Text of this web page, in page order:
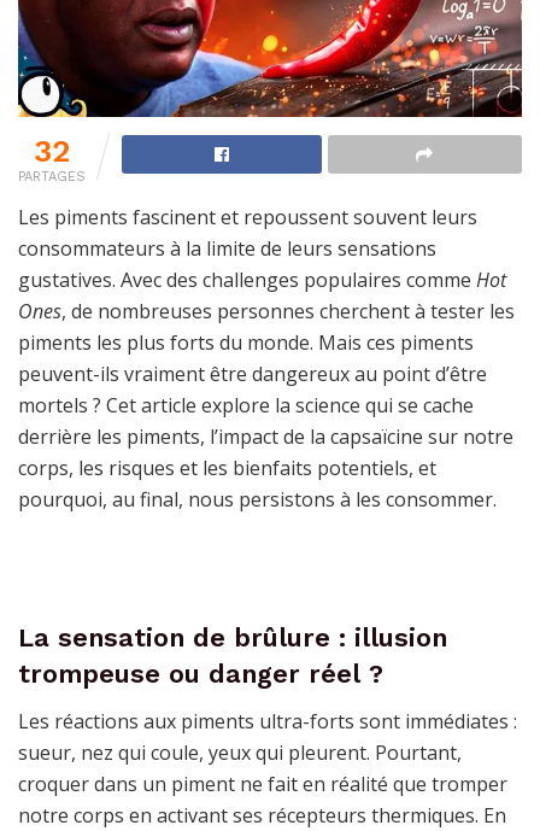
32
PARTAGES
Les piments fascinent et repoussent souvent leurs
consommateurs à la limite de leurs sensations
gustatives. Avec des challenges populaires comme Hot
Ones, de nombreuses personnes cherchent à tester les
piments les plus forts du monde. Mais ces piments
peuvent-ils vraiment être dangereux au point d’être
mortels ? Cet article explore la science qui se cache
derrière les piments, l’impact de la capsaïcine sur notre
corps, les risques et les bienfaits potentiels, et
pourquoi, au final, nous persistons à les consommer.
La sensation de brûlure : illusion
trompeuse ou danger réel ?
Les réactions aux piments ultra-forts sont immédiates :
sueur, nez qui coule, yeux qui pleurent. Pourtant,
croquer dans un piment ne fait en réalité que tromper
notre corps en activant ses récepteurs thermiques. En